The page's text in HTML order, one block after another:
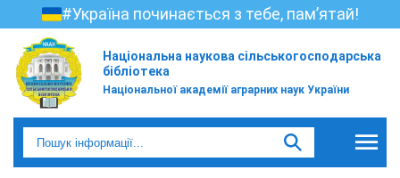
#Україна починається з тебе, пам’ятай!
Національна наукова сільськогосподарська
бібліотека
Національної академії аграрних наук України